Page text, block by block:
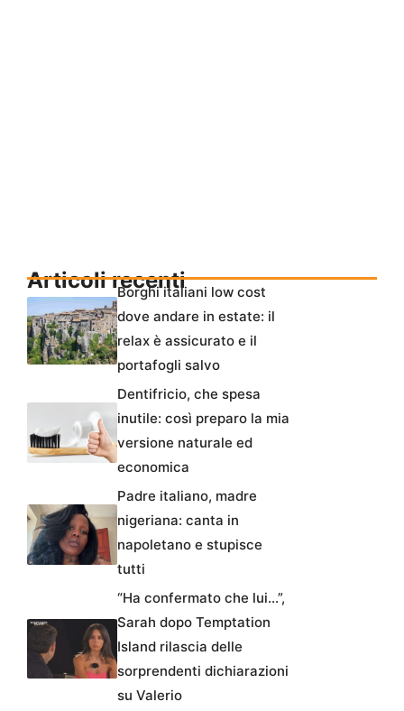
Articoli recentiBorghi italiani low cost
dove andare in estate: il
relax è assicurato e il
portafogli salvo
Dentifricio, che spesa
inutile: così preparo la mia
versione naturale ed
economica
Padre italiano, madre
nigeriana: canta in
napoletano e stupisce
tutti
“Ha confermato che lui…”,
Sarah dopo Temptation
Island rilascia delle
sorprendenti dichiarazioni
su Valerio